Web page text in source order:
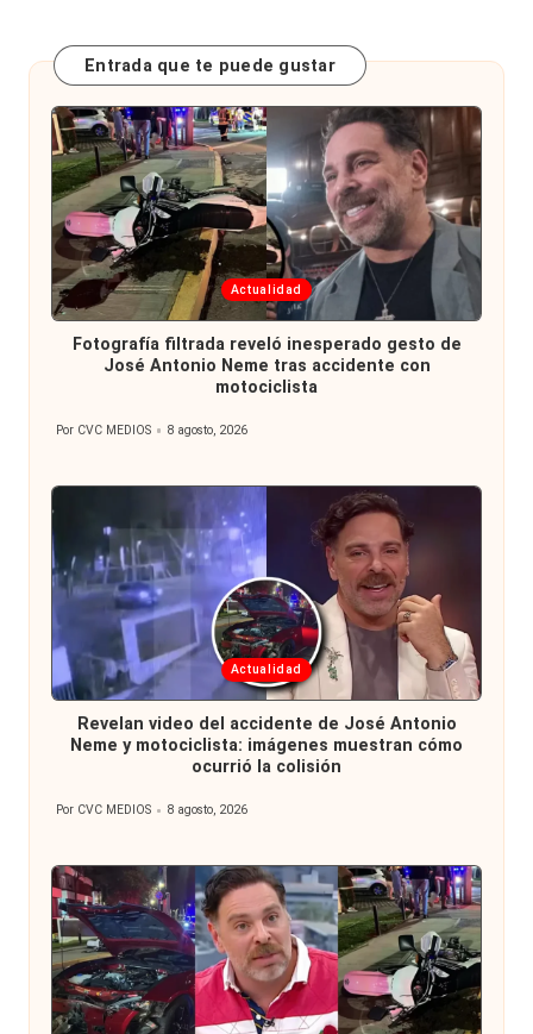
Entrada que te puede gustar
Publicada
en
Actualidad
Fotografía filtrada reveló inesperado gesto de
José Antonio Neme tras accidente con
motociclista
Publicado
Por CVC MEDIOS 8 agosto, 2026
Publicada
en
Actualidad
Revelan video del accidente de José Antonio
Neme y motociclista: imágenes muestran cómo
ocurrió la colisión
Publicado
Por CVC MEDIOS 8 agosto, 2026